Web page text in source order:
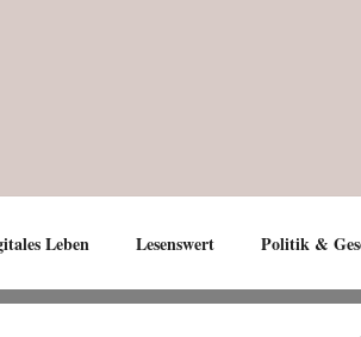
Leben Lesenswert Politik &